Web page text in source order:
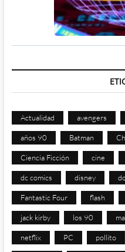
Actualidad avengers
años 90 Batman
Ciencia Ficción cine
dc comics disney
Fantastic Four flash
jack kirby los 90
netflix PC pollito